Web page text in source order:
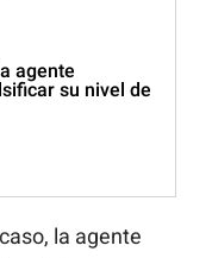
agente
su nivel de
la agente